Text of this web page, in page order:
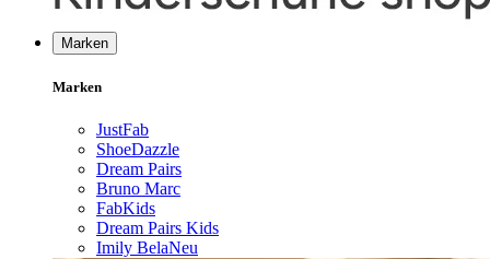
Marken
Marken
JustFab
ShoeDazzle
Dream Pairs
Bruno Marc
FabKids
Dream Pairs Kids
Imily BelaNeu